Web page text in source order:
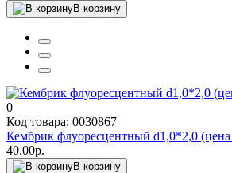
В корзину
0
Код товара: 0030867
Кембрик флуоресцентный d1,0*2,0 (цена
40.00р.
В корзину